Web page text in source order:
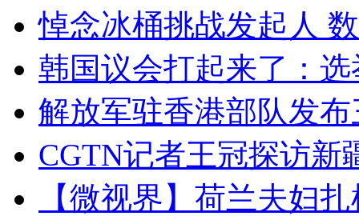
悼念冰桶挑战发起人
韩国议会打起来了：
解放军驻香港部队发
CGTN记者王冠探访新
【微视界】荷兰夫妇